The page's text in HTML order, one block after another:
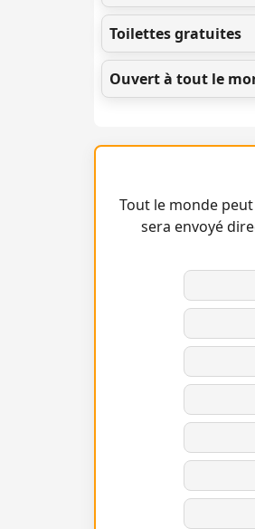
Toilettes gratuites
Ouvert à tout le
Tout le monde
sera envoyé